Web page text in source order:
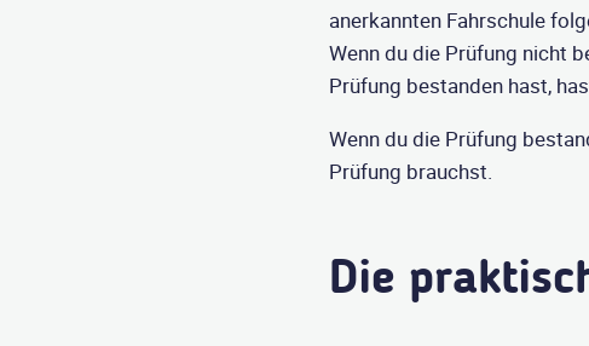
anerkannten Fahrschule
Wenn du die Prüfung nicht
Prüfung bestanden hast,
Wenn du die Prüfung
Prüfung brauchst.
Die